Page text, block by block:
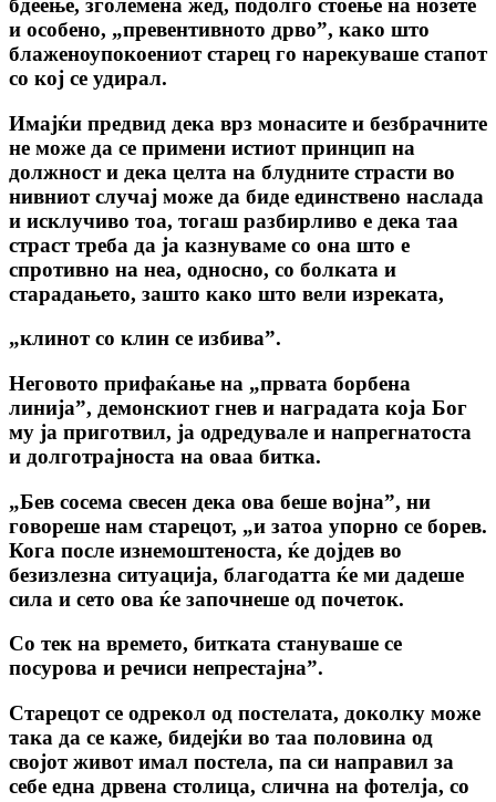
бдеење, зголемена жед, подолго стоење на нозете
и особено, „превентивното дрво”, како што
блаженоупокоениот старец го нарекуваше стапот
co кој се удирал.
Имајќи предвид дека врз монасите и безбрачните
не може да се примени истиот принцип на
должност и дека целта на блудните страсти во
нивниот случај може да биде единствено наслада
и исклучиво тоа, тогаш разбирливо е дека таа
страст треба да ја казнуваме co она што е
спротивно на неа, односно, co болката и
старадањето, зашто како што вели изреката,
„клинот co клин се избива”.
Неговото прифаќање на „првата борбена
линија”, демонскиот гнев и наградата која Бог
му ја приготвил, ја одредувале и напрегнатоста
и долготрајноста на оваа битка.
„Бев сосема свесен дека ова беше војна”, ни
говореше нам старецот, „и затоа упорно се борев.
Кога после изнемоштеноста, ќе дојдев во
безизлезна ситуација, благодатта ќе ми дадеше
сила и сето ова ќе започнеше од почеток.
Со тек на времето, битката стануваше се
посурова и речиси непрестајна”.
Старецот се одрекол од постелата, доколку може
така да се каже, бидејќи во таа половина од
својот живот имал постела, па си направил за
себе една дрвена столица, слична на фотелја, co